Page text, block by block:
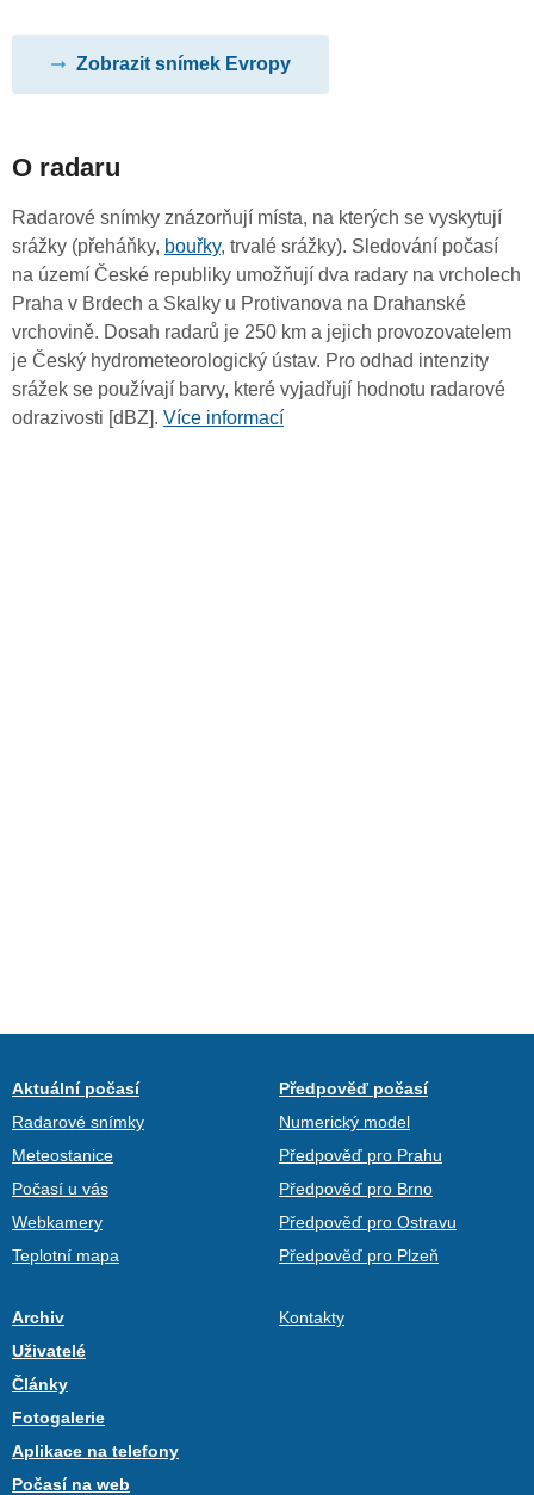
Zobrazit snímek Evropy
O radaru
Radarové snímky znázorňují místa, na kterých se vyskytují
srážky (přeháňky, bouřky, trvalé srážky). Sledování počasí
na území České republiky umožňují dva radary na vrcholech
Praha v Brdech a Skalky u Protivanova na Drahanské
vrchovině. Dosah radarů je 250 km a jejich provozovatelem
je Český hydrometeorologický ústav. Pro odhad intenzity
srážek se používají barvy, které vyjadřují hodnotu radarové
odrazivosti [dBZ]. Více informací
Aktuální počasí
Radarové snímky
Meteostanice
Počasí u vás
Webkamery
Teplotní mapa
Předpověď počasí
Numerický model
Předpověď pro Prahu
Předpověď pro Brno
Předpověď pro Ostravu
Předpověď pro Plzeň
Archiv
Uživatelé
Články
Fotogalerie
Aplikace na telefony
Počasí na web
Kontakty